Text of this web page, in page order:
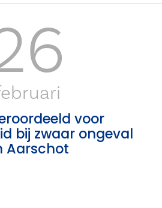
voor
bij zwaar ongeval
Aarschot